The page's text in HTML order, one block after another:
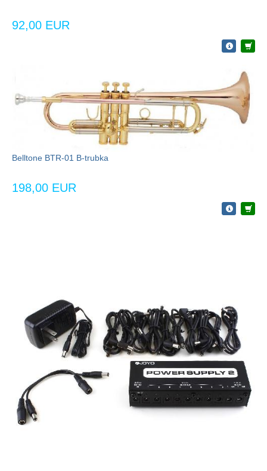
92,00 EUR
Belltone BTR-01 B-trubka
198,00 EUR